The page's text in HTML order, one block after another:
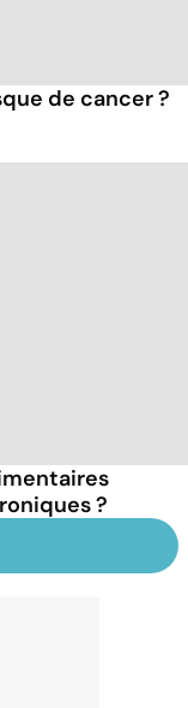
de cancer ?
?